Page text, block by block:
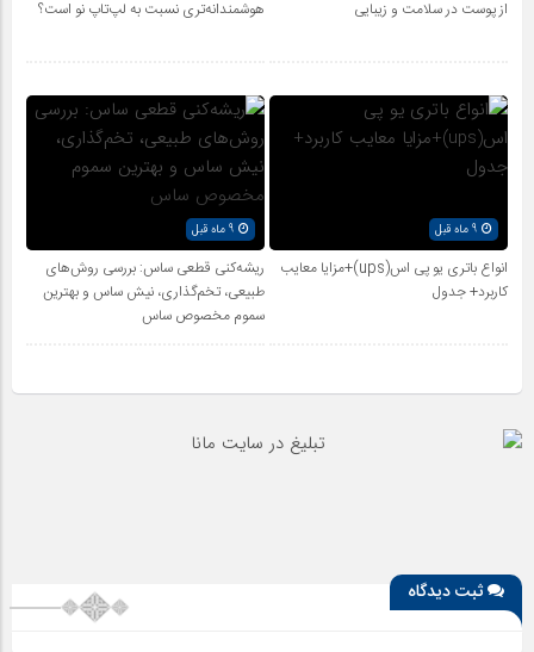
از پوست در سلامت و زیبایی
هوشمندانه‌تری نسبت به لپ‌تاپ نو است؟
انواع باتری یو پی اس(ups)+مزایا معایب
کاربرد+ جدول
ریشه‌کنی قطعی ساس: بررسی روش‌های
طبیعی، تخم‌گذاری، نیش ساس و بهترین
سموم مخصوص ساس
ثبت دیدگاه